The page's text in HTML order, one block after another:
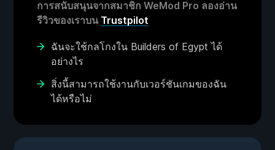
การสนับสนุนจากสมาชิก WeMod Pro ลองอ่าน
รีวิวของเราบน Trustpilot
ฉันจะใช้กลโกงใน Builders of Egypt ได้
อย่างไร
สิ่งนี้สามารถใช้งานกับเวอร์ชันเกมของฉัน
ได้หรือไม่